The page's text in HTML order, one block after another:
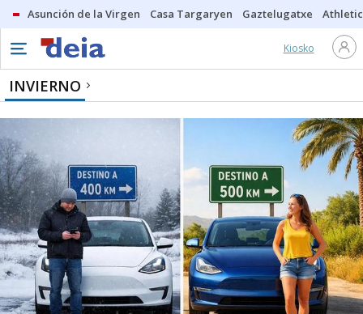
Asunción de la Virgen Casa Targaryen Gaztelugatxe Athletic
Kiosko
INVIERNO